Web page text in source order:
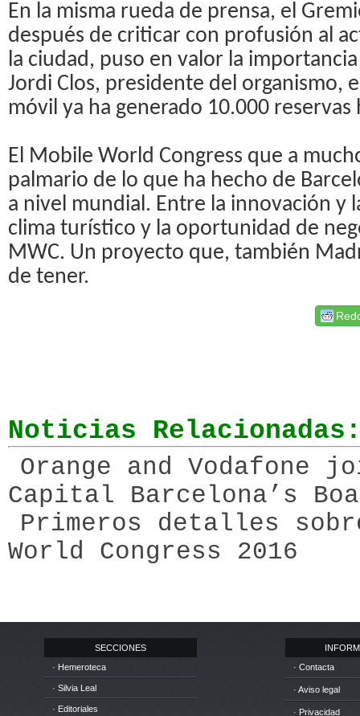
En la misma rueda de prensa, el
después de criticar con profusión al
la ciudad, puso en valor la
Jordi Clos, presidente del organismo,
móvil ya ha generado 10.000 reservas
El Mobile World Congress que a
palmario de lo que ha hecho de
a nivel mundial. Entre la innovación y
clima turístico y la oportunidad de
MWC. Un proyecto que, también
de tener.
Noticias
Orange and Vodafone
Capital Barcelona’s
Primeros detalles
World Congress 2016
SECCIONES
· Hemeroteca
· Silvia Leal
· Editoriales
· Contacta
· Aviso legal
· Privacidad